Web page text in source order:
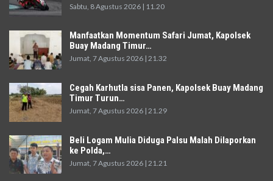
Sabtu, 8 Agustus 2026 | 11.20
Manfaatkan Momentum Safari Jumat, Kapolsek
Buay Madang Timur…
Jumat, 7 Agustus 2026 | 21.32
Cegah Karhutla sisa Panen, Kapolsek Buay Madang
Timur Turun…
Jumat, 7 Agustus 2026 | 21.29
Beli Logam Mulia Diduga Palsu Malah Dilaporkan
ke Polda,…
Jumat, 7 Agustus 2026 | 21.21